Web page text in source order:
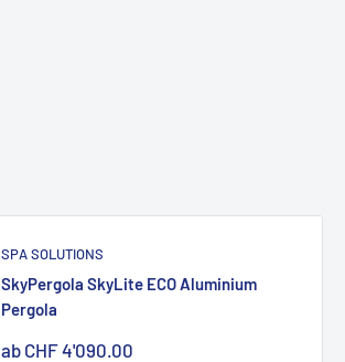
SPA SOLUTIONS
SkyPergola SkyLite ECO Aluminium
Pergola
Sonderpreis
ab CHF 4'090.00